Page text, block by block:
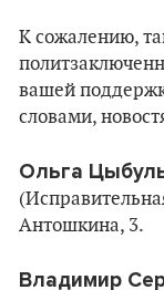
К сожалению,
вашей
словами,
Ольга
Антошкина, 3.
Владимир